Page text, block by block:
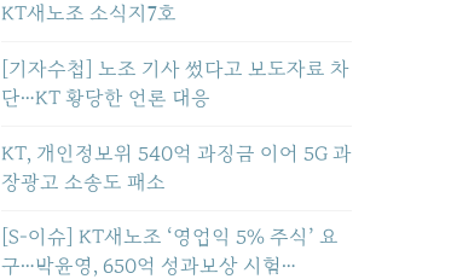
KT새노조 소식지7호
[기자수첩] 노조 기사 썼다고 보도자료 차
단…KT 황당한 언론 대응
KT, 개인정보위 540억 과징금 이어 5G 과
장광고 소송도 패소
[S-이슈] KT새노조 ‘영업익 5% 주식’ 요
구…박윤영, 650억 성과보상 시험…